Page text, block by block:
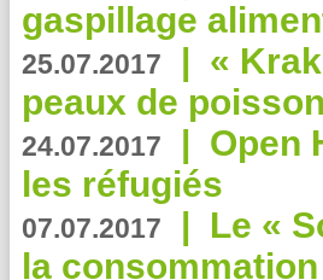
gaspillage
25.07.2017 | «
peaux de
24.07.2017 | Open
les réfugiés
07.07.2017 | Le «
la